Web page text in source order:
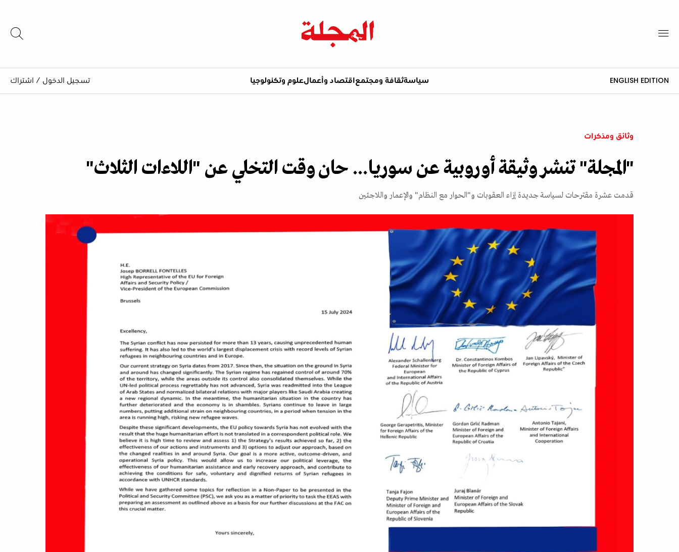
ENGLISH EDITION سياسةثقافة ومجتمع اقتصاد وأعمالعلوم وتكنولوجيا تسجيل الدخول / اشتراك
وثائق ومذكرات
"المجلة" تنشر وثيقة أوروبية عن سوريا... حان وقت التخلي عن "اللاءات الثلاث"
قدمت عشرة مقترحات لسياسة جديدة إزاء العقوبات و"الحوار مع النظام" والإعمار واللاجئين